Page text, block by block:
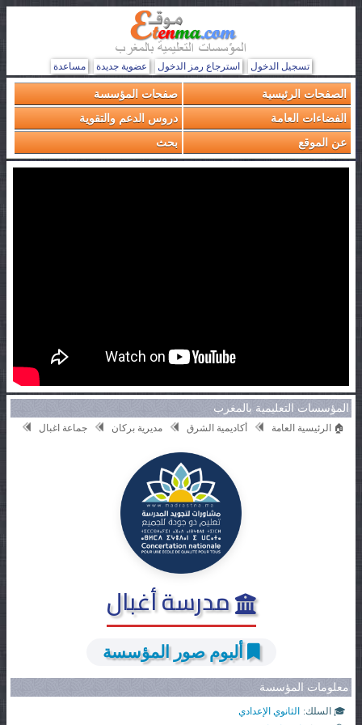
تسجيل الدخول استرجاع رمز الدخول عضوية جديدة مساعدة
الصفحات الرئيسية
صفحات المؤسسة
الفضاءات العامة
دروس الدعم والتقوية
عن الموقع
بحث
المؤسسات التعليمية بالمغرب
🏠 الرئيسية العامة أكاديمية الشرق مديرية بركان جماعة اغبال
مدرسة أغبال
ألبوم صور المؤسسة
معلومات المؤسسة
🎓 السلك: الثانوي الإعدادي